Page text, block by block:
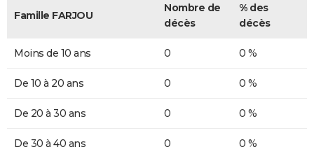
Famille FARJOU
Nombre de
décès
% des
décès
Moins de 10 ans 0 0 %
De 10 à 20 ans 0 0 %
De 20 à 30 ans 0 0 %
De 30 à 40 ans 0 0 %